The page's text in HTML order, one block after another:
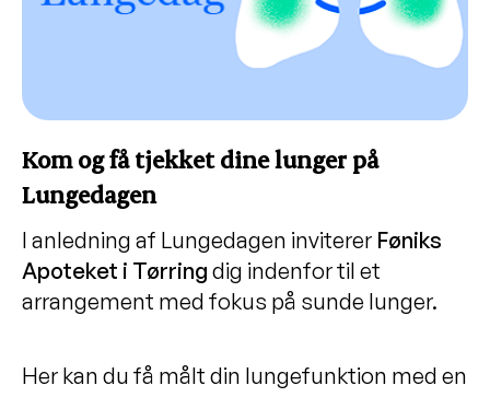
Kom og få tjekket dine lunger på
Lungedagen
I anledning af Lungedagen inviterer Føniks
Apoteket i Tørring dig indenfor til et
arrangement med fokus på sunde lunger.
Her kan du få målt din lungefunktion med en